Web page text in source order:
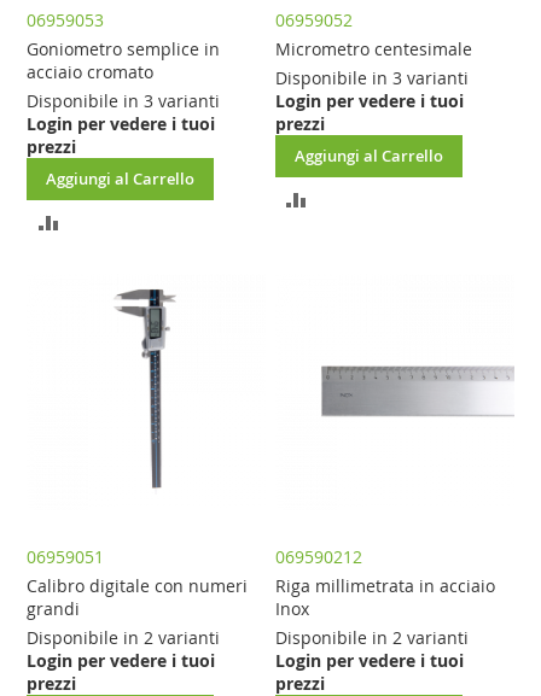
06959053
Goniometro semplice in
acciaio cromato
Disponibile in 3 varianti
Login per vedere i tuoi
prezzi
Aggiungi al Carrello
AGGIUNGI
CONFRONTO
06959052
Micrometro centesimale
Disponibile in 3 varianti
Login per vedere i tuoi
prezzi
Aggiungi al Carrello
06959051
Calibro digitale con numeri
grandi
Disponibile in 2 varianti
Login per vedere i tuoi
prezzi
069590212
Riga millimetrata in acciaio
Inox
Disponibile in 2 varianti
Login per vedere i tuoi
prezzi